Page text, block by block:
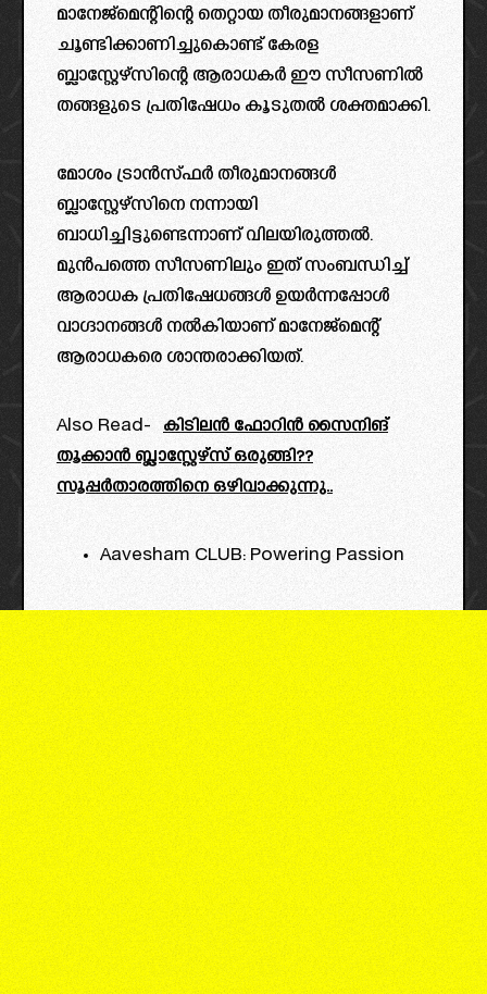
മാനേജ്മെന്റിന്റെ തെറ്റായ തീരുമാനങ്ങളാണ്
ചൂണ്ടിക്കാണിച്ചുകൊണ്ട് കേരള
ബ്ലാസ്റ്റേഴ്സിന്റെ ആരാധകർ ഈ സീസണിൽ
തങ്ങളുടെ പ്രതിഷേധം കൂടുതൽ ശക്തമാക്കി.
മോശം ട്രാൻസ്ഫർ തീരുമാനങ്ങൾ
ബ്ലാസ്റ്റേഴ്സിനെ നന്നായി
ബാധിച്ചിട്ടുണ്ടെന്നാണ് വിലയിരുത്തൽ.
മുൻപത്തെ സീസണിലും ഇത് സംബന്ധിച്ച്
ആരാധക പ്രതിഷേധങ്ങൾ ഉയർന്നപ്പോൾ
വാഗ്ദാനങ്ങൾ നൽകിയാണ് മാനേജ്മെന്റ്
ആരാധകരെ ശാന്തരാക്കിയത്.
Also Read- കിടിലൻ ഫോറിൻ സൈനിങ്
തൂക്കാൻ ബ്ലാസ്റ്റേഴ്സ് ഒരുങ്ങി??
സൂപ്പർതാരത്തിനെ ഒഴിവാക്കുന്നു..
Aavesham CLUB: Powering Passion